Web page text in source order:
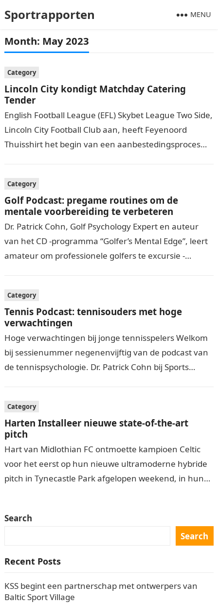
Sportrapporten MENU
Month: May 2023
Category
Lincoln City kondigt Matchday Catering
Tender
English Football League (EFL) Skybet League Two Side,
Lincoln City Football Club aan, heeft Feyenoord
Thuisshirt het begin van een aanbestedingsproces
Category
Golf Podcast: pregame routines om de
mentale voorbereiding te verbeteren
Dr. Patrick Cohn, Golf Psychology Expert en auteur
van het CD -programma “Golfer’s Mental Edge”, leert
amateur om professionele golfers te excursie -
Category
Tennis Podcast: tennisouders met hoge
verwachtingen
Hoge verwachtingen bij jonge tennisspelers Welkom
bij sessienummer negenenvijftig van de podcast van
de tennispsychologie. Dr. Patrick Cohn bij Sports
Category
Harten Installeer nieuwe state-of-the-art
pitch
Hart van Midlothian FC ontmoette kampioen Celtic
voor het eerst op hun nieuwe ultramoderne hybride
pitch in Tynecastle Park afgelopen weekend, in hun
Search
Search
Recent Posts
KSS begint een partnerschap met ontwerpers van
Baltic Sport Village